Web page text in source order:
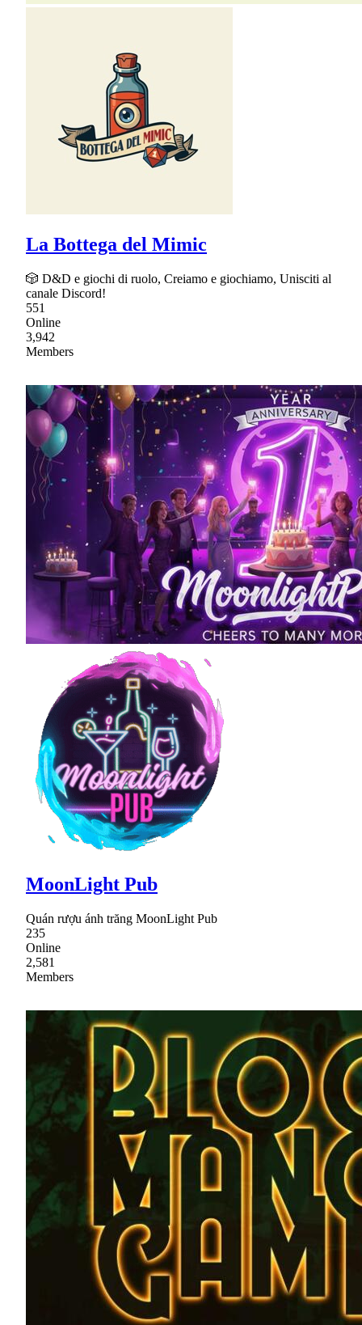
La Bottega del Mimic
🎲 D&D e giochi di ruolo, Creiamo e giochiamo, Unisciti al
canale Discord!
551
Online
3,942
Members
MoonLight Pub
Quán rượu ánh trăng MoonLight Pub
235
Online
2,581
Members